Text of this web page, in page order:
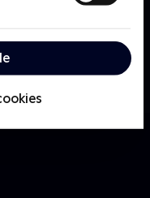
mennesker.
når de realiserer
til nye haveanlæg